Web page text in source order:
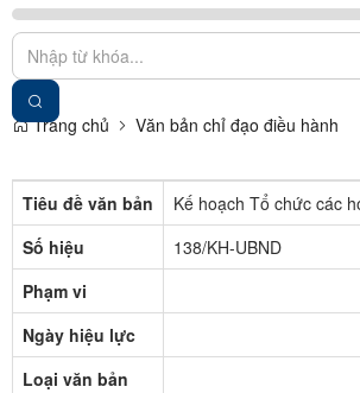
Trang chủ Văn bản chỉ đạo điều hành
Tiêu đề văn bản
Kế hoạch Tổ chức các
Số hiệu
138/KH-UBND
Phạm vi
Ngày hiệu lực
Loại văn bản